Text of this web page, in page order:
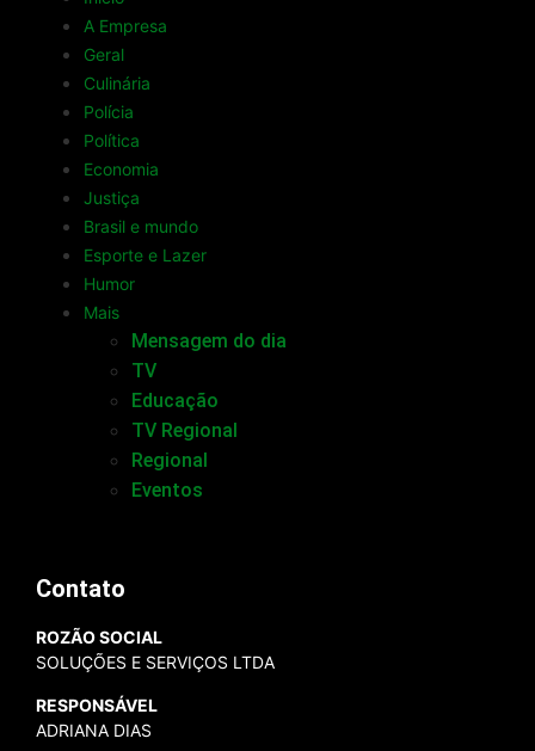
A Empresa
Geral
Culinária
Polícia
Política
Economia
Justiça
Brasil e mundo
Esporte e Lazer
Humor
Mais
Mensagem do dia
TV
Educação
TV Regional
Regional
Eventos
Contato
ROZÃO SOCIAL
SOLUÇÕES E SERVIÇOS LTDA
RESPONSÁVEL
ADRIANA DIAS